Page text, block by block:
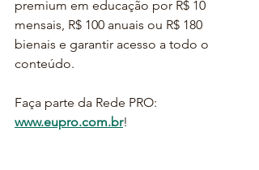
premium em educação por R$ 10
mensais, R$ 100 anuais ou R$ 180
bienais e garantir acesso a todo o
conteúdo.
Faça parte da Rede PRO:
www.eupro.com.br!